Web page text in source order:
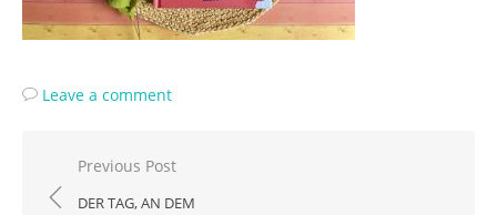
Leave a comment
Beitragsnavigation
Previous Post
DER TAG, AN DEM